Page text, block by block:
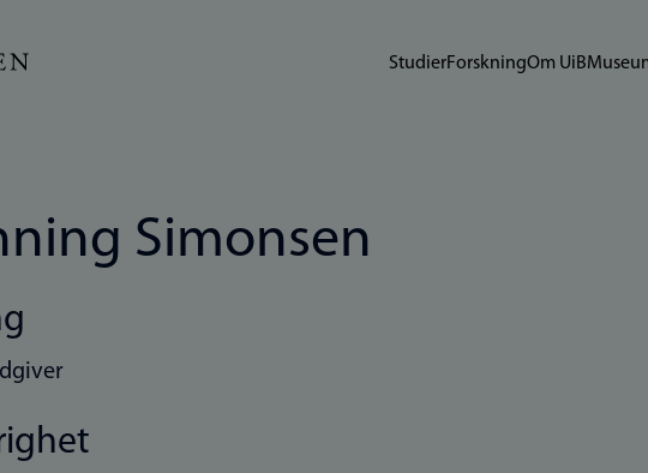
StudierForskningOm UiB
Simonsen